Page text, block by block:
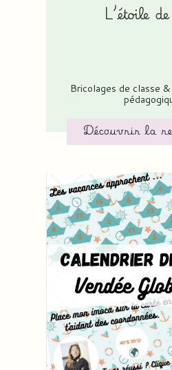
L’étoile
Bricolages de classe
Découvrir la